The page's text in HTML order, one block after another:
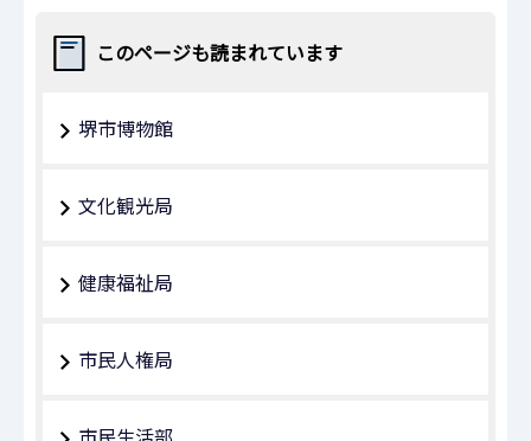
このページも読まれています
堺市博物館
文化観光局
健康福祉局
市民人権局